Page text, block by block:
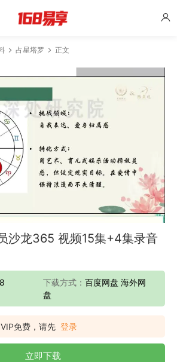
占星塔罗 正文
沙龙365 视频15集+4集录音
下载方式： 百度网盘 海外网
盘
免费，请先 登录
立即下载